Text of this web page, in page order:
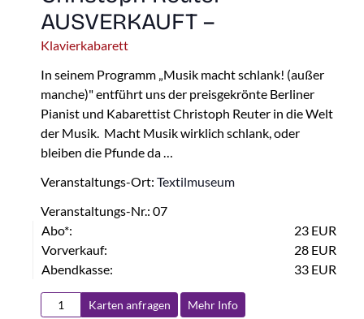
AUSVERKAUFT –
Klavierkabarett
In seinem Programm „Musik macht schlank! (außer
manche)" entführt uns der preisgekrönte Berliner
Pianist und Kabarettist Christoph Reuter in die Welt
der Musik. Macht Musik wirklich schlank, oder
bleiben die Pfunde da …
Veranstaltungs-Ort: Textilmuseum
Veranstaltungs-Nr.: 07
Abo*:
23 EUR
Vorverkauf:
28 EUR
Abendkasse:
33 EUR
Karten anfragen Mehr Info